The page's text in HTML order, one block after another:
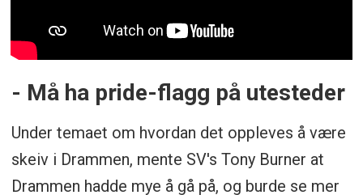
- Må ha pride-flagg på utesteder
Under temaet om hvordan det oppleves å være
skeiv i Drammen, mente SV's Tony Burner at
Drammen hadde mye å gå på, og burde se mer